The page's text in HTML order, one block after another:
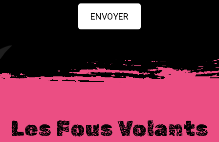
ENVOYER
Les Fous Volants